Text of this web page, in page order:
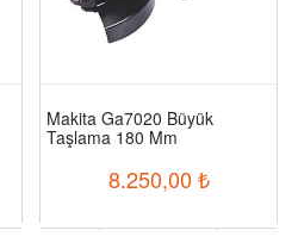
Makita Ga7020 Büyük
Taşlama 180 Mm
8.250,00 ₺